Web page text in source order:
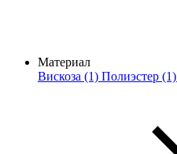
Материал
Вискоза (1) Полиэстер (1)